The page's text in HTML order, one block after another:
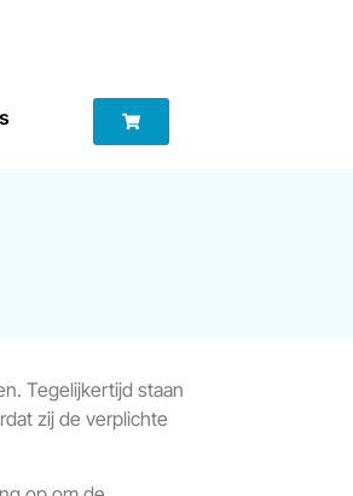
Tegelijkertijd staan
zij de verplichte